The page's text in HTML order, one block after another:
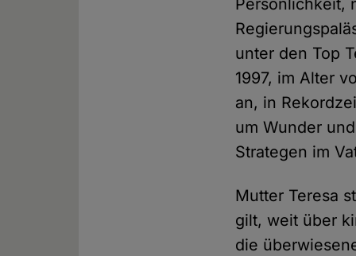
Persönlichkeit,
unter den Top
1997, im Alter
an, in
um Wunder
Strategen im
Mutter Teresa
gilt, weit über
die